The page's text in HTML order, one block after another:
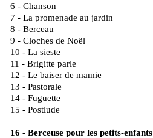
6 - Chanson
7 - La promenade au jardin
8 - Berceau
9 - Cloches de Noël
10 - La sieste
11 - Brigitte parle
12 - Le baiser de mamie
13 - Pastorale
14 - Fuguette
15 - Postlude
16 - Berceuse pour les petits-enfants